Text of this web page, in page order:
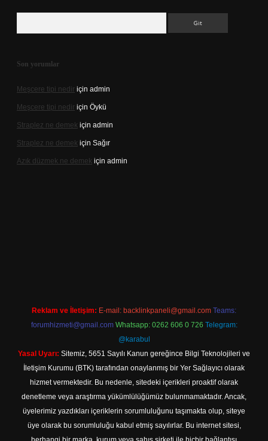
Son yorumlar
Meşcere tipi nedir için admin
Meşcere tipi nedir için Öykü
Straplez ne demek için admin
Straplez ne demek için Sağır
Azık düzmek ne demek için admin
Reklam ve İletişim: E-mail: backlinkpaneli@gmail.com Teams:
forumhizmeti@gmail.com Whatsapp: 0262 606 0 726 Telegram:
@karabul
Yasal Uyarı: Sitemiz, 5651 Sayılı Kanun gereğince Bilgi Teknolojileri ve
İletişim Kurumu (BTK) tarafından onaylanmış bir Yer Sağlayıcı olarak
hizmet vermektedir. Bu nedenle, sitedeki içerikleri proaktif olarak
denetleme veya araştırma yükümlülüğümüz bulunmamaktadır. Ancak,
üyelerimiz yazdıkları içeriklerin sorumluluğunu taşımakta olup, siteye
üye olarak bu sorumluluğu kabul etmiş sayılırlar. Bu internet sitesi,